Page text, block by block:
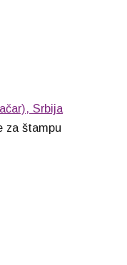
Srbija
za štampu